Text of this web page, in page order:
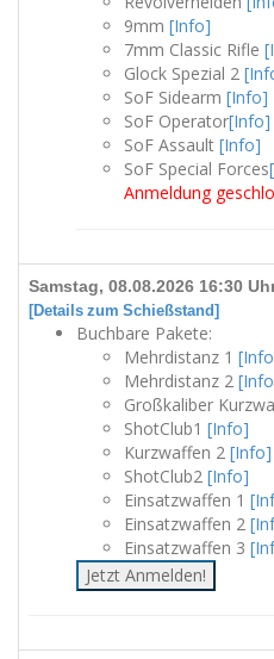
9mm [Info]
7mm Classic Rifle
Glock Spezial 2
SoF Sidearm [Info]
SoF Operator[Info]
SoF Assault [Info]
SoF Special Forces
Anmeldung
Samstag, 08.08.2026 16:30
[Details zum Schießstand]
Buchbare Pakete:
Mehrdistanz 1
Mehrdistanz 2
Großkaliber
ShotClub1 [Info]
Kurzwaffen 2 [Info]
ShotClub2 [Info]
Einsatzwaffen 1
Einsatzwaffen 2
Einsatzwaffen 3
Jetzt Anmelden!